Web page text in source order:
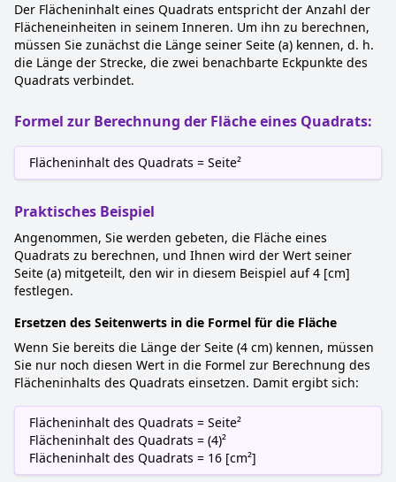
Der Flächeninhalt eines Quadrats entspricht der Anzahl der
Flächeneinheiten in seinem Inneren. Um ihn zu berechnen,
müssen Sie zunächst die Länge seiner Seite (a) kennen, d. h.
die Länge der Strecke, die zwei benachbarte Eckpunkte des
Quadrats verbindet.
Formel zur Berechnung der Fläche eines Quadrats:
Flächeninhalt des Quadrats = Seite²
Praktisches Beispiel
Angenommen, Sie werden gebeten, die Fläche eines
Quadrats zu berechnen, und Ihnen wird der Wert seiner
Seite (a) mitgeteilt, den wir in diesem Beispiel auf 4 [cm]
festlegen.
Ersetzen des Seitenwerts in die Formel für die Fläche
Wenn Sie bereits die Länge der Seite (4 cm) kennen, müssen
Sie nur noch diesen Wert in die Formel zur Berechnung des
Flächeninhalts des Quadrats einsetzen. Damit ergibt sich:
Flächeninhalt des Quadrats = Seite²
Flächeninhalt des Quadrats = (4)²
Flächeninhalt des Quadrats = 16 [cm²]